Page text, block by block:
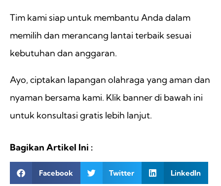
Tim kami siap untuk membantu Anda dalam
memilih dan merancang lantai terbaik sesuai
kebutuhan dan anggaran.
Ayo, ciptakan lapangan olahraga yang aman dan
nyaman bersama kami. Klik banner di bawah ini
untuk konsultasi gratis lebih lanjut.
Bagikan Artikel Ini :
Facebook Twitter LinkedIn